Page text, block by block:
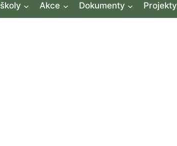
Akce Dokumenty Projekty